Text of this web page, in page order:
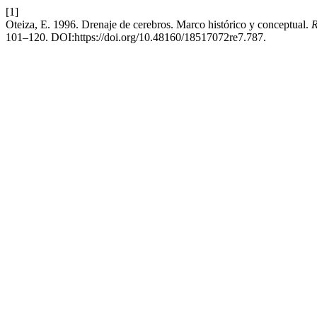
[1]
Oteiza, E. 1996. Drenaje de cerebros. Marco histórico y conceptual.
101–120. DOI:https://doi.org/10.48160/18517072re7.787.